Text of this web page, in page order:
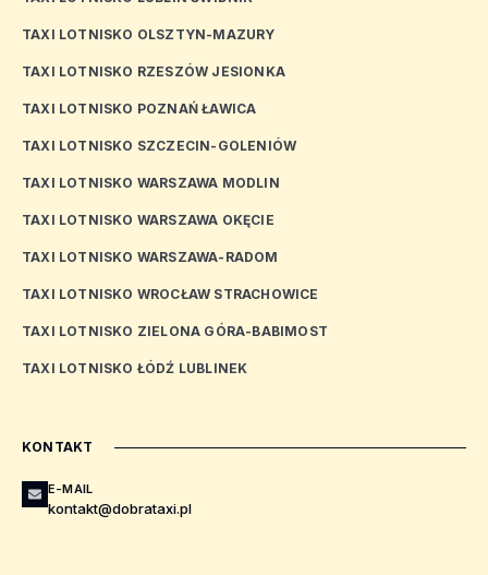
TAXI LOTNISKO OLSZTYN-MAZURY
TAXI LOTNISKO RZESZÓW JESIONKA
TAXI LOTNISKO POZNAŃ ŁAWICA
TAXI LOTNISKO SZCZECIN-GOLENIÓW
TAXI LOTNISKO WARSZAWA MODLIN
TAXI LOTNISKO WARSZAWA OKĘCIE
TAXI LOTNISKO WARSZAWA-RADOM
TAXI LOTNISKO WROCŁAW STRACHOWICE
TAXI LOTNISKO ZIELONA GÓRA-BABIMOST
TAXI LOTNISKO ŁÓDŹ LUBLINEK
KONTAKT
E-MAIL
kontakt@dobrataxi.pl